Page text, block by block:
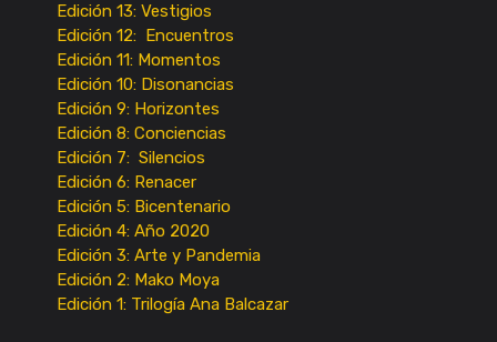
Edición 13: Vestigios
Edición 12: Encuentros
Edición 11: Momentos
Edición 10: Disonancias
Edición 9: Horizontes
Edición 8: Conciencias
Edición 7: Silencios
Edición 6: Renacer
Edición 5: Bicentenario
Edición 4: Año 2020
Edición 3: Arte y Pandemia
Edición 2: Mako Moya
Edición 1: Trilogía Ana Balcazar